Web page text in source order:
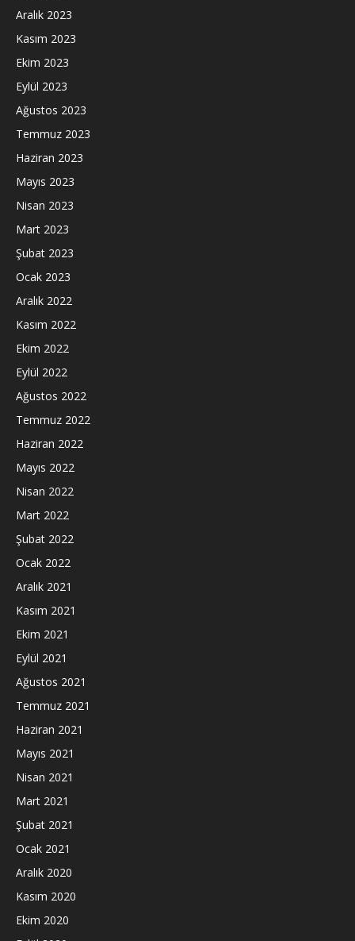
Aralık 2023
Kasım 2023
Ekim 2023
Eylül 2023
Ağustos 2023
Temmuz 2023
Haziran 2023
Mayıs 2023
Nisan 2023
Mart 2023
Şubat 2023
Ocak 2023
Aralık 2022
Kasım 2022
Ekim 2022
Eylül 2022
Ağustos 2022
Temmuz 2022
Haziran 2022
Mayıs 2022
Nisan 2022
Mart 2022
Şubat 2022
Ocak 2022
Aralık 2021
Kasım 2021
Ekim 2021
Eylül 2021
Ağustos 2021
Temmuz 2021
Haziran 2021
Mayıs 2021
Nisan 2021
Mart 2021
Şubat 2021
Ocak 2021
Aralık 2020
Kasım 2020
Ekim 2020